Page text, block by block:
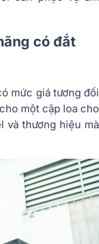
có đắt
mức giá tương đối
một cặp loa cho
và thương hiệu mà